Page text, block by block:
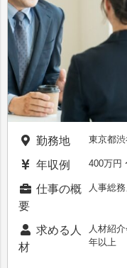
勤務地 東京都
年収例 400万円
仕事の概
要
人事総
求める人
材
人材紹
年以上